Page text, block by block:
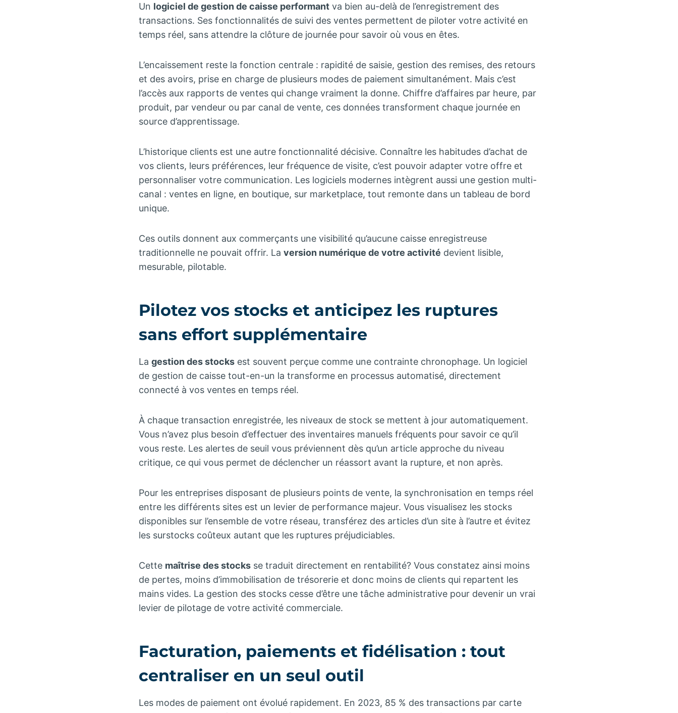
Un logiciel de gestion de caisse performant va bien au-delà de l’enregistrement des
transactions. Ses fonctionnalités de suivi des ventes permettent de piloter votre activité en
temps réel, sans attendre la clôture de journée pour savoir où vous en êtes.
L’encaissement reste la fonction centrale : rapidité de saisie, gestion des remises, des retours
et des avoirs, prise en charge de plusieurs modes de paiement simultanément. Mais c’est
l’accès aux rapports de ventes qui change vraiment la donne. Chiffre d’affaires par heure, par
produit, par vendeur ou par canal de vente, ces données transforment chaque journée en
source d’apprentissage.
L’historique clients est une autre fonctionnalité décisive. Connaître les habitudes d’achat de
vos clients, leurs préférences, leur fréquence de visite, c’est pouvoir adapter votre offre et
personnaliser votre communication. Les logiciels modernes intègrent aussi une gestion multi-
canal : ventes en ligne, en boutique, sur marketplace, tout remonte dans un tableau de bord
unique.
Ces outils donnent aux commerçants une visibilité qu’aucune caisse enregistreuse
traditionnelle ne pouvait offrir. La version numérique de votre activité devient lisible,
mesurable, pilotable.
Pilotez vos stocks et anticipez les ruptures
sans effort supplémentaire
La gestion des stocks est souvent perçue comme une contrainte chronophage. Un logiciel
de gestion de caisse tout-en-un la transforme en processus automatisé, directement
connecté à vos ventes en temps réel.
À chaque transaction enregistrée, les niveaux de stock se mettent à jour automatiquement.
Vous n’avez plus besoin d’effectuer des inventaires manuels fréquents pour savoir ce qu’il
vous reste. Les alertes de seuil vous préviennent dès qu’un article approche du niveau
critique, ce qui vous permet de déclencher un réassort avant la rupture, et non après.
Pour les entreprises disposant de plusieurs points de vente, la synchronisation en temps réel
entre les différents sites est un levier de performance majeur. Vous visualisez les stocks
disponibles sur l’ensemble de votre réseau, transférez des articles d’un site à l’autre et évitez
les surstocks coûteux autant que les ruptures préjudiciables.
Cette maîtrise des stocks se traduit directement en rentabilité? Vous constatez ainsi moins
de pertes, moins d’immobilisation de trésorerie et donc moins de clients qui repartent les
mains vides. La gestion des stocks cesse d’être une tâche administrative pour devenir un vrai
levier de pilotage de votre activité commerciale.
Facturation, paiements et fidélisation : tout
centraliser en un seul outil
Les modes de paiement ont évolué rapidement. En 2023, 85 % des transactions par carte